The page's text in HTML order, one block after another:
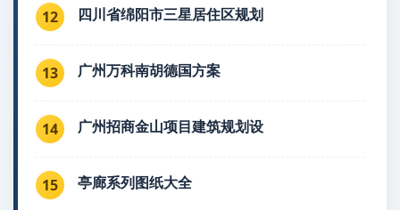
12 四川省绵阳市三星居住区规划
13 广州万科南胡德国方案
14 广州招商金山项目建筑规划设
15 亭廊系列图纸大全